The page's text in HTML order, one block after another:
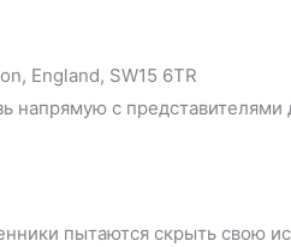
England, SW15 6TR
напрямую с представителями
пытаются скрыть свою